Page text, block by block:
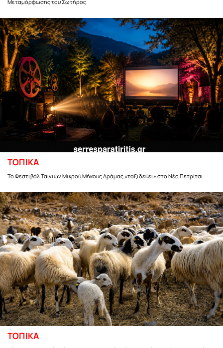
Μεταμόρφωσης του Σωτήρος
ΤΟΠΙΚΑ
Το Φεστιβάλ Ταινιών Μικρού Μήκους Δράμας «ταξιδεύει» στο Νέο Πετρίτσι
ΤΟΠΙΚΑ